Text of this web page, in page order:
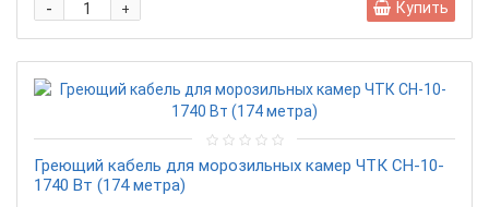
+
- Купить
Греющий кабель для морозильных камер ЧТК СН-10-
1740 Вт (174 метра)